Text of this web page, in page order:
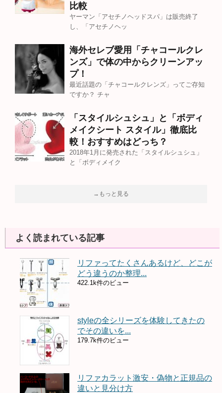
比較
ヤーマン「アセチノヘッドスパ」は販売終了
し、「アセチノヘッ
海外セレブ愛用「チャコールクレ
ンズ」で体の中からクリーンアッ
プ！
最近話題の「チャコールクレンズ」ってご存知
ですか？ チャ
「スタイルシュシュ」と「ボディ
メイクシート スタイル」徹底比
較！おすすめはどっち？
2018年1月に発売された「スタイルシュシュ」
と「ボディメイク
→もっと見る
よく読まれている記事
リファってたくさんあるけど、どこが
どう違うのか整理...
422.1k件のビュー
styleの全シリーズを体験してきたの
でその違いを...
179.7k件のビュー
リファカラット激安・偽物と正規品の
違いと見分け方